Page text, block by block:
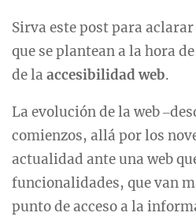
Sirva este post para
que se plantean a la hora
de la accesibilidad web.
La evolución de la web
comienzos, allá por los
actualidad ante una web
funcionalidades, que van
punto de acceso a la